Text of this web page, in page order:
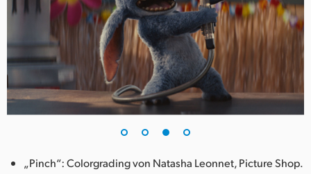
„Pinch“: Colorgrading von Natasha Leonnet, Picture Shop.